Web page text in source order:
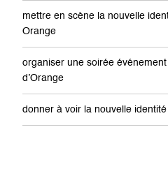
mettre en scène la nouvelle
Orange
organiser une soirée
d’Orange
donner à voir la nouvelle identité